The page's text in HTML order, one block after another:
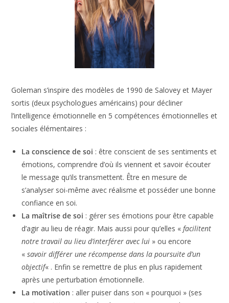
Goleman s’inspire des modèles de 1990 de Salovey et
Mayer sortis (deux psychologues américains) pour décliner
l’intelligence émotionnelle en 5 compétences émotionnelles
et sociales élémentaires :
La conscience de soi: être conscient de ses sentiments
et émotions, comprendre d’où ils viennent et savoir
écouter le message qu’ils transmettent. Être en mesure
de s’analyser soi-même avec réalisme et posséder une
bonne confiance en soi.
La maîtrise de soi: gérer ses émotions pour être
capable d’agir au lieu de réagir. Mais aussi pour qu’elles